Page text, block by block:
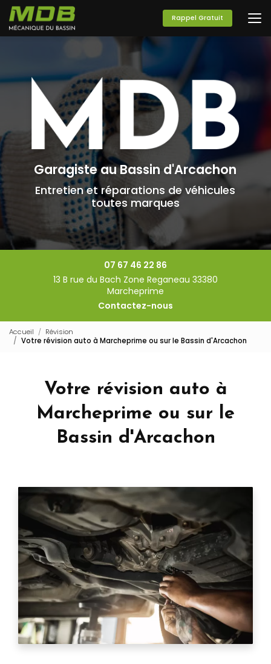
Aller
au
contenu
principal
Rappel Gratuit
Garagiste au Bassin d'Arcachon
Entretien et réparations de véhicules
toutes marques
07 67 46 22 86
13 B rue du Bach Zone Reganeau 33380
Marcheprime
Contactez-nous
Accueil
Révision
Votre révision auto à Marcheprime ou sur le Bassin d'Arcachon
Votre révision auto à
Marcheprime ou sur le
Bassin d'Arcachon